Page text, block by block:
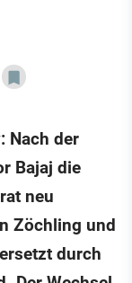
Nach der
Bajaj die
neu
Zöchling und
durch